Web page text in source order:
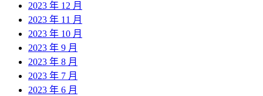
2023 年 12 月
2023 年 11 月
2023 年 10 月
2023 年 9 月
2023 年 8 月
2023 年 7 月
2023 年 6 月